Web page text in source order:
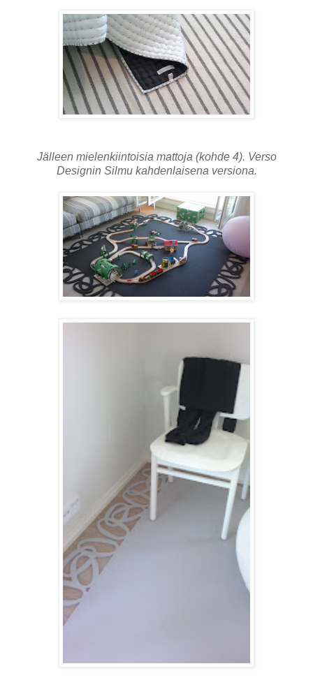
Jälleen mielenkiintoisia mattoja (kohde 4). Verso
Designin Silmu kahdenlaisena versiona.